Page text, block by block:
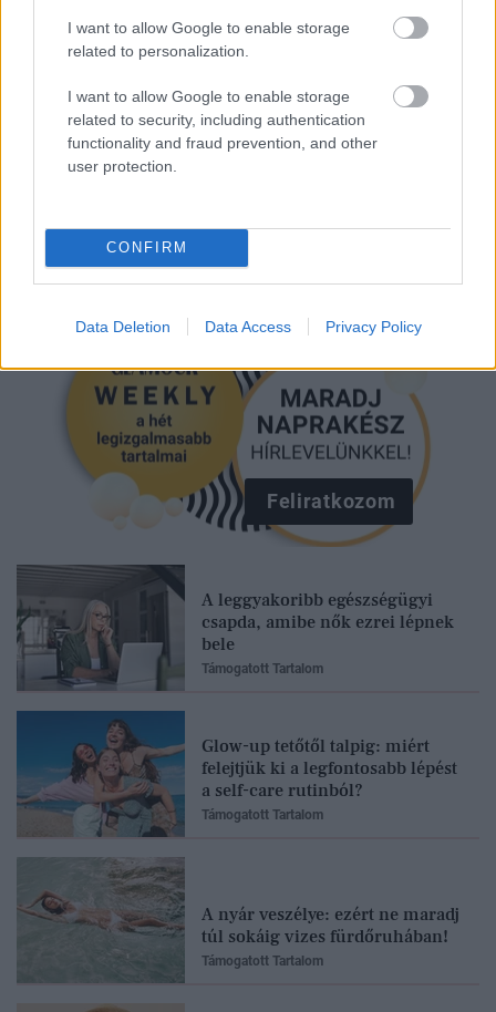
I want to allow Google to enable storage
related to personalization.
I want to allow Google to enable storage
related to security, including authentication
functionality and fraud prevention, and other
user protection.
CONFIRM
Data Deletion Data Access Privacy Policy
LÉA SEYDOUX WOODY ALLEN
PRADA-CANDY QUENTIN TARANTINO
Kövesd a Glamour cikkeit a
Feliratkozom
A leggyakoribb egészségügyi
csapda, amibe nők ezrei lépnek
bele
Támogatott Tartalom
Glow-up tetőtől talpig: miért
felejtjük ki a legfontosabb lépést
a self-care rutinból?
Támogatott Tartalom
A nyár veszélye: ezért ne maradj
túl sokáig vizes fürdőruhában!
Támogatott Tartalom